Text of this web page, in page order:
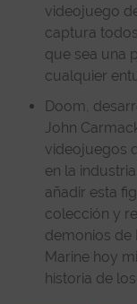
videojuego
captura
que sea una
cualquier
Doom,
John
videojuegos
en la
añadir esta
colección y
demonios de
Marine hoy
historia de